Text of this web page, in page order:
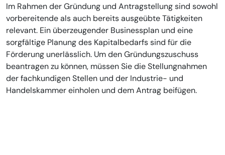
Im Rahmen der Gründung und Antragstellung sind sowohl
vorbereitende als auch bereits ausgeübte Tätigkeiten
relevant. Ein überzeugender Businessplan und eine
sorgfältige Planung des Kapitalbedarfs sind für die
Förderung unerlässlich. Um den Gründungszuschuss
beantragen zu können, müssen Sie die Stellungnahmen
der fachkundigen Stellen und der Industrie- und
Handelskammer einholen und dem Antrag beifügen.